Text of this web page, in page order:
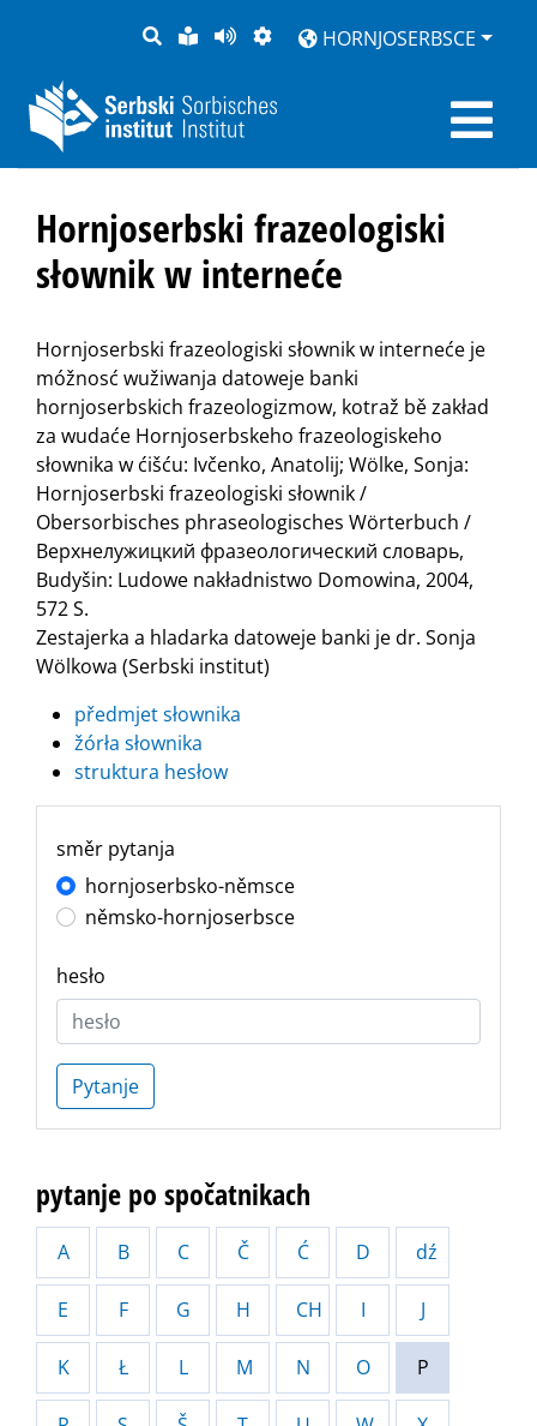
PYTANJE
LOCHKA
RĚČ
STRONU
PŘEDČITAĆ
ZWOBRAZNJENJE
HORNJOSERBSCE
Hornjoserbski frazeologiski
słownik w interneće
Hornjoserbski frazeologiski słownik w interneće je
móžnosć wužiwanja datoweje banki
hornjoserbskich frazeologizmow, kotraž bě zakład
za wudaće Hornjoserbskeho frazeologiskeho
słownika w ćišću: Ivčenko, Anatolij; Wölke, Sonja:
Hornjoserbski frazeologiski słownik /
Obersorbisches phraseologisches Wörterbuch /
Верхнелужицкий фразеологический словарь,
Budyšin: Ludowe nakładnistwo Domowina, 2004,
572 S.
Zestajerka a hladarka datoweje banki je dr. Sonja
Wölkowa (Serbski institut)
předmjet słownika
žórła słownika
struktura hesłow
směr pytanja
hornjoserbsko-němsce
němsko-hornjoserbsce
hesło
Pytanje
pytanje po spočatnikach
A B C Č Ć D dź
E F G H CH I J
K Ł L M N O P